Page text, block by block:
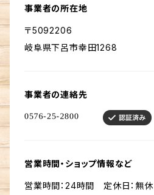
事業者の所在地
〒5092206
岐阜県下呂市幸田1268
事業者の連絡先
営業時間・ショップ情報など
営業時間：24時間 定休日：無休